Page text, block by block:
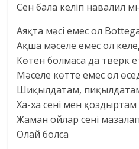
Сен бала келіп навалил
Аяқта мәсі емес ол
Ақша мәселе емес ол
Көтен болмаса да тверк
Мәселе көтте емес ол
Шиқылдатам,
Ха-ха сені мен қоздыртам
Жаман ойлар сені
Олай болса